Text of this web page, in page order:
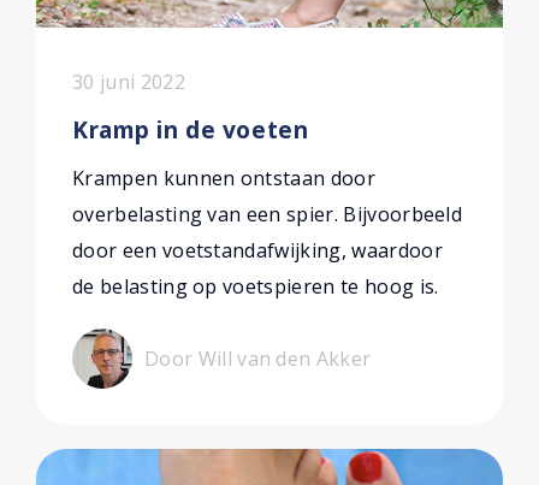
30 juni 2022
Kramp in de voeten
Krampen kunnen ontstaan door
overbelasting van een spier. Bijvoorbeeld
door een voetstandafwijking, waardoor
de belasting op voetspieren te hoog is.
Door Will van den Akker